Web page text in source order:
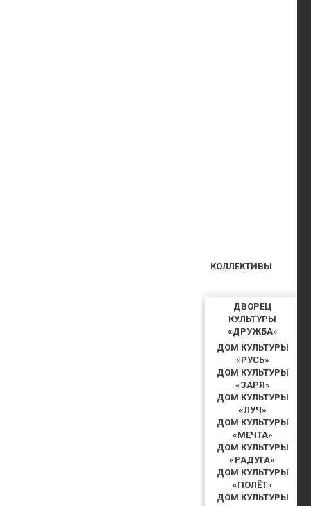
ДВОРЕЦ
КУЛЬТУРЫ
«ДРУЖБА»
ДОМ КУЛЬТУРЫ
«РУСЬ»
ДОМ КУЛЬТУРЫ
«ЗАРЯ»
ДОМ КУЛЬТУРЫ
«ЛУЧ»
ДОМ КУЛЬТУРЫ
«МЕЧТА»
ДОМ КУЛЬТУРЫ
«РАДУГА»
ДОМ КУЛЬТУРЫ
«ПОЛЁТ»
ДОМ КУЛЬТУРЫ
КОЛЛЕКТИВЫ